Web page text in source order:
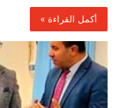
أكمل القراءة »